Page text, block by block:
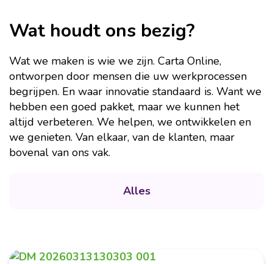
Wat houdt ons bezig?
Wat we maken is wie we zijn. Carta Online,
ontworpen door mensen die uw werkprocessen
begrijpen. En waar innovatie standaard is. Want we
hebben een goed pakket, maar we kunnen het
altijd verbeteren. We helpen, we ontwikkelen en
we genieten. Van elkaar, van de klanten, maar
bovenal van ons vak.
Alles